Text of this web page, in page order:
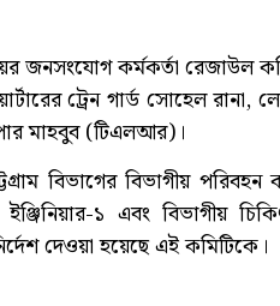
কর্মকর্তা রেজাউল
ট্রেন গার্ড সোহেল
মাহবুব (টিএলআর)।
বিভাগের বিভাগীয় পরিবহন
১ এবং বিভাগীয়
দেওয়া হয়েছে এই কমিটিকে।